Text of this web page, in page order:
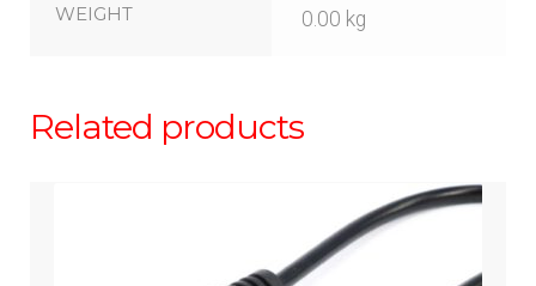
WEIGHT 0.00 kg
Related products